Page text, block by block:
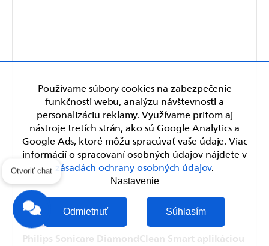
Používame súbory cookies na zabezpečenie
funkčnosti webu, analýzu návštevnosti a
personalizáciu reklamy. Využívame pritom aj
nástroje tretích strán, ako sú Google Analytics a
Google Ads, ktoré môžu spracúvať vaše údaje. Viac
informácií o spracovaní osobných údajov nájdete v
zásadách ochrany osobných údajov.
Nastavenie
Odmietnuť Súhlasím
+ 1 rok záruka
Philips Sonicare DiamondClean Smart aplikáciou